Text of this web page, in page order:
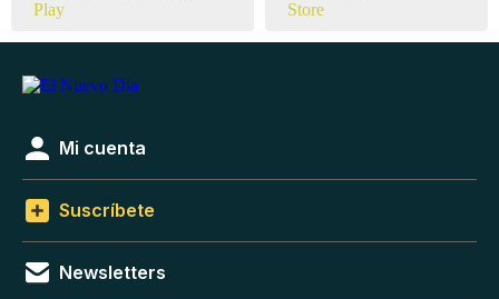
Mi cuenta
Suscríbete
Newsletters